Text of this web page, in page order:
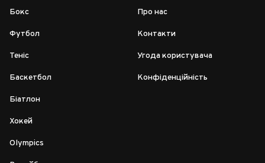
Бокс
Футбол
Теніс
Баскетбол
Біатлон
Хокей
Olympics
Про нас
Контакти
Угода користувача
Конфіденційність